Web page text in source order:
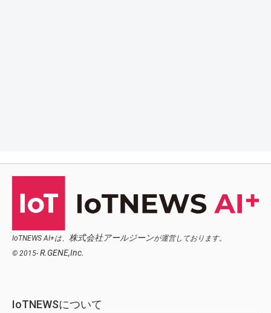
IoTNEWS AI+は、 株式会社アールジーンが運営しております。
© 2015- R.GENE,Inc.
IoTNEWSについて